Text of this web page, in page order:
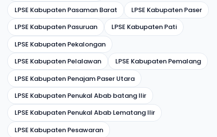
LPSE Kabupaten Pasaman Barat
LPSE Kabupaten Paser
LPSE Kabupaten Pasuruan
LPSE Kabupaten Pati
LPSE Kabupaten Pekalongan
LPSE Kabupaten Pelalawan
LPSE Kabupaten Pemalang
LPSE Kabupaten Penajam Paser Utara
LPSE Kabupaten Penukal Abab batang Ilir
LPSE Kabupaten Penukal Abab Lematang Ilir
LPSE Kabupaten Pesawaran